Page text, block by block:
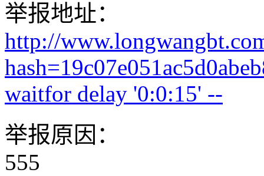
举报地址：
http://
waitfor delay '0:0:15' --
举报原因：
555